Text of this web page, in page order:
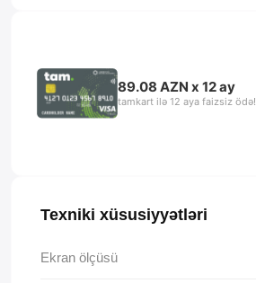
89.08 AZN x 12 ay
tamkart ilə 12 aya faizsiz ödə!
Texniki xüsusiyyətləri
Ekran ölçüsü